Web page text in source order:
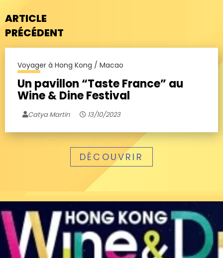
ARTICLE
PRÉCÉDENT
Voyager à Hong Kong / Macao
Un pavillon “Taste France” au
Wine & Dine Festival
Catya Martin 13/10/2023
DÉCOUVRIR